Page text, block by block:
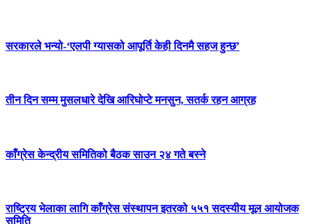
सरकारले भन्यो-‘एलपी ग्यासको आपूर्ति केही दिनमै सहज हुन्छ’
तीन दिन सम्म मुसलधारे देखि आरिघोप्टे मनसुन, सतर्क रहन आग्रह
काँग्रेस केन्द्रीय समितिको बैठक साउन २४ गते बस्ने
राष्ट्रिय भेलाका लागि काँग्रेस संस्थापन इतरको ५५१ सदस्यीय मूल आयोजक
समिति